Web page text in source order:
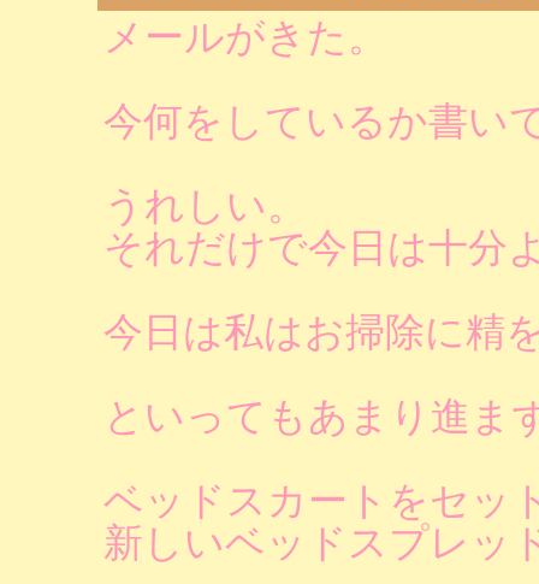
メールがきた。
今何をしているか書い
うれしい。
それだけで今日は十分
今日は私はお掃除に精
といってもあまり進ま
ベッドスカートをセッ
新しいベッドスプレッ